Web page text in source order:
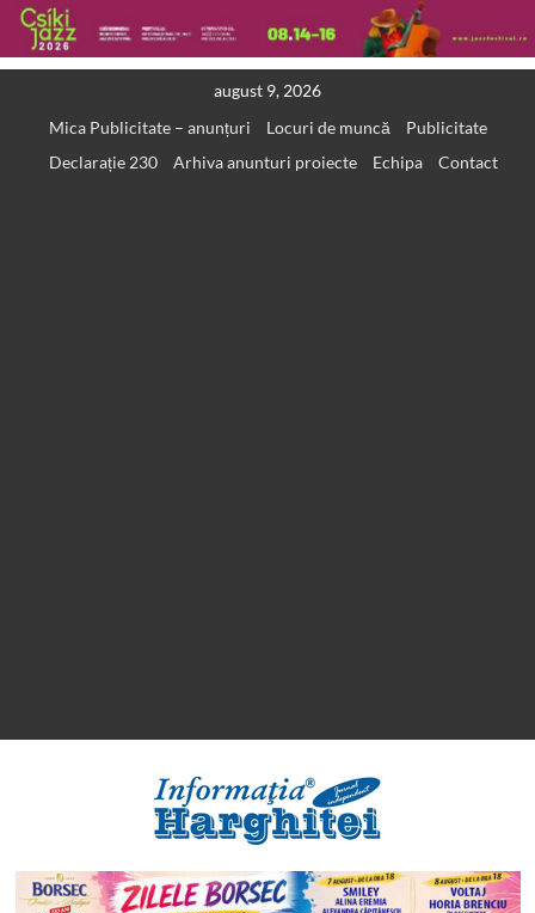
august 9, 2026
Mica Publicitate – anunțuri
Locuri de muncă
Publicitate
Declarație 230
Arhiva anunturi proiecte Echipa Contact